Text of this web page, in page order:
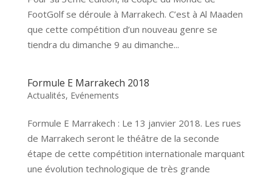
FootGolf se déroule à Marrakech. C’est à Al Maaden
que cette compétition d’un nouveau genre se
tiendra du dimanche 9 au dimanche...
Formule E Marrakech 2018
Actualités, Evénements
Formule E Marrakech : Le 13 janvier 2018. Les rues
de Marrakech seront le théâtre de la seconde
étape de cette compétition internationale marquant
une évolution technologique de très grande